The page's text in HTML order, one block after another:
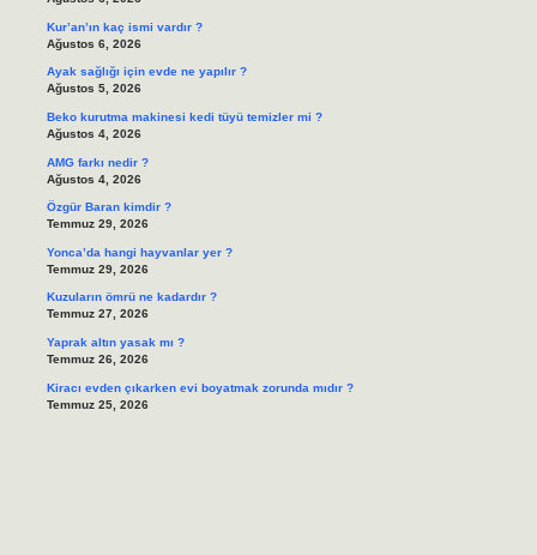
Kur’an’ın kaç ismi vardır ?
Ağustos 6, 2026
Ayak sağlığı için evde ne yapılır ?
Ağustos 5, 2026
Beko kurutma makinesi kedi tüyü temizler mi ?
Ağustos 4, 2026
AMG farkı nedir ?
Ağustos 4, 2026
Özgür Baran kimdir ?
Temmuz 29, 2026
Yonca’da hangi hayvanlar yer ?
Temmuz 29, 2026
Kuzuların ömrü ne kadardır ?
Temmuz 27, 2026
Yaprak altın yasak mı ?
Temmuz 26, 2026
Kiracı evden çıkarken evi boyatmak zorunda mıdır ?
Temmuz 25, 2026